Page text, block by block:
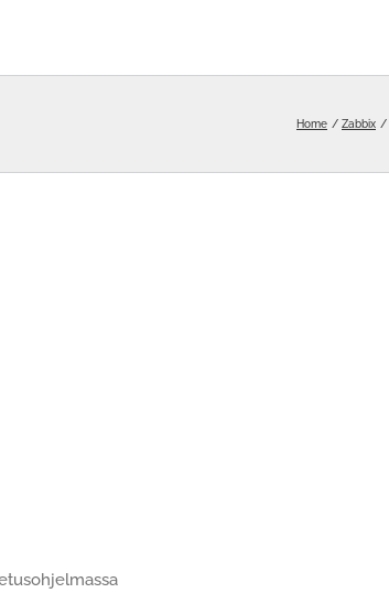
Home Zabbix